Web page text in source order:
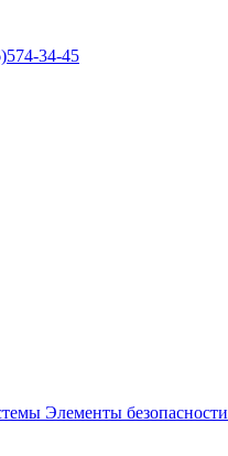
34-45
Элементы безопасности